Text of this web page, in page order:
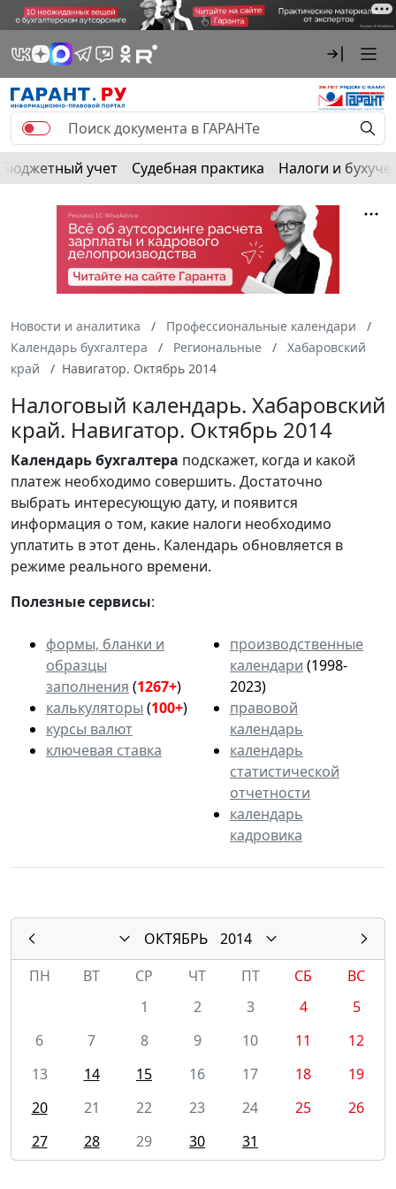
Бюджетный учет Судебная практика Налоги и
Новости и аналитика
Профессиональные календари
Календарь бухгалтера
Региональные
Хабаровский
край
Навигатор. Октябрь 2014
Налоговый календарь. Хабаровский
край. Навигатор. Октябрь 2014
Календарьбухгалтера подскажет, когда и какой
платеж необходимо совершить. Достаточно
выбрать интересующую дату, и появится
информация о том, какие налоги необходимо
уплатить в этот день. Календарь обновляется в
режиме реального времени.
Полезные сервисы:
формы, бланки и
образцы
заполнения (1267+)
калькуляторы (100+)
курсы валют
ключевая ставка
производственные
календари (1998-
2023)
правовой
календарь
календарь
статистической
отчетности
календарь
кадровика
ОКТЯБРЬ
2014
ПН
ВТ СР ЧТ ПТ СБ
ВС
1
2 3 4
5
6
7 8 9 10 11
12
13
14 15 16 17 18
19
20
21 22 23 24 25
26
27
28 29 30 31